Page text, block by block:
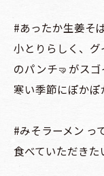
#あったか生姜そ
小とりらしく、グ
のパンチ🤜がスゴ
寒い季節にぽか
#みそラーメン っ
食べていただき